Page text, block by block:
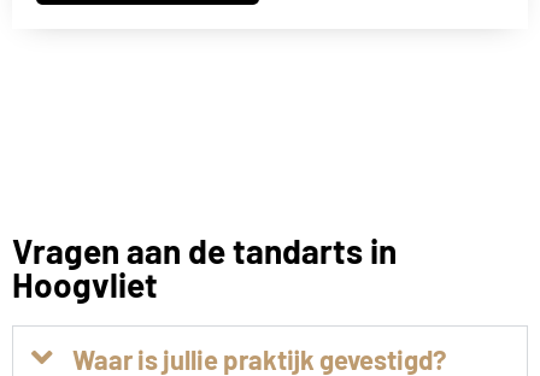
Vragen aan de tandarts in
Hoogvliet
Waar is jullie praktijk gevestigd?